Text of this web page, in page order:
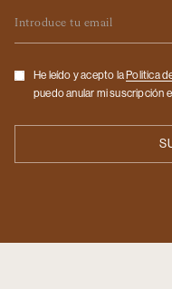
Checkbox
He leído y acepto la Politica
puedo anular mi suscripción